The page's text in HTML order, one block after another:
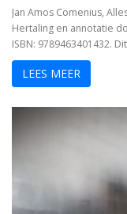
Jan Amos Comenius,
Hertaling en annotatie
ISBN: 9789463401432.
LEES MEER